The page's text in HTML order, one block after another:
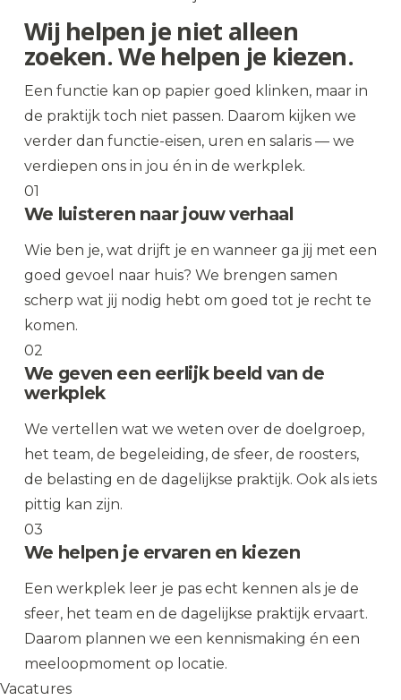
Wij helpen je niet alleen
zoeken. We helpen je kiezen.
Een functie kan op papier goed klinken, maar in
de praktijk toch niet passen. Daarom kijken we
verder dan functie-eisen, uren en salaris — we
verdiepen ons in jou én in de werkplek.
01
We luisteren naar jouw verhaal
Wie ben je, wat drijft je en wanneer ga jij met een
goed gevoel naar huis? We brengen samen
scherp wat jij nodig hebt om goed tot je recht te
komen.
02
We geven een eerlijk beeld van de
werkplek
We vertellen wat we weten over de doelgroep,
het team, de begeleiding, de sfeer, de roosters,
de belasting en de dagelijkse praktijk. Ook als iets
pittig kan zijn.
03
We helpen je ervaren en kiezen
Een werkplek leer je pas echt kennen als je de
sfeer, het team en de dagelijkse praktijk ervaart.
Daarom plannen we een kennismaking én een
meeloopmoment op locatie.
Vacatures